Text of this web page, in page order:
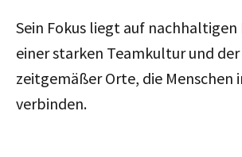
Sein Fokus liegt auf
einer starken Teamkultur und
zeitgemäßer Orte, die Menschen
verbinden.